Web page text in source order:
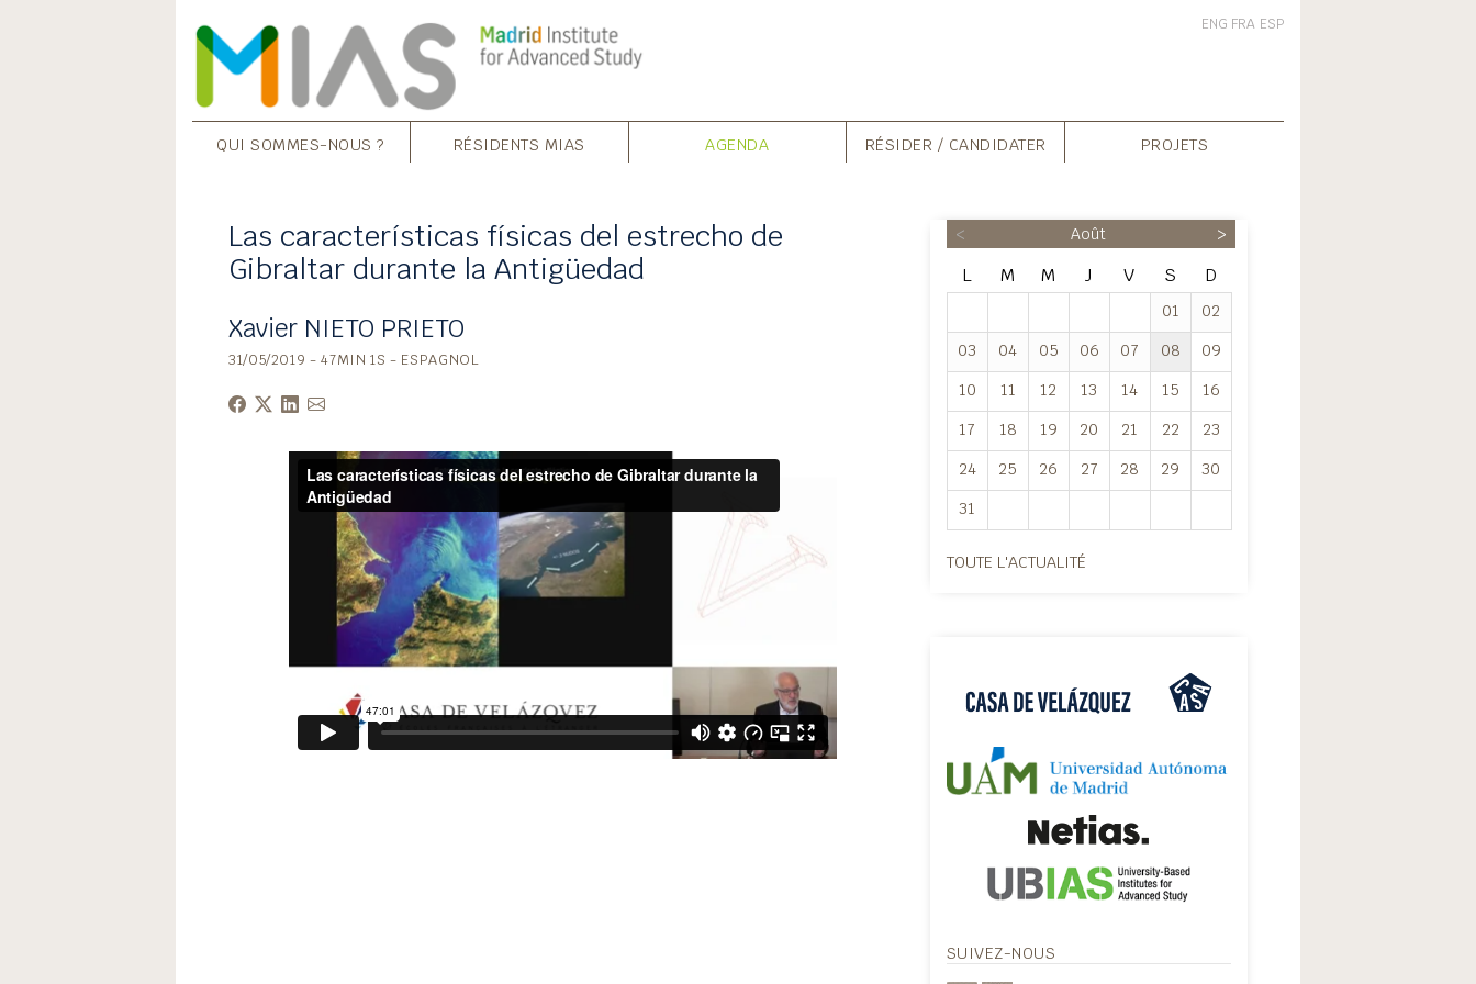
ENG FRA ESP
QUI SOMMES-NOUS ? RÉSIDENTS MIAS AGENDA RÉSIDER / CANDIDATER PROJETS
Las características físicas del estrecho de
Gibraltar durante la Antigüedad
Xavier NIETO PRIETO
31/05/2019 - 47MIN 1S - ESPAGNOL
< Août >
L M M J V S D
01
02
03
04 05 06 07 08
09
10
11 12 13 14 15
16
17
18 19 20 21 22
23
24
25 26 27 28 29
30
31
TOUTE L'ACTUALITÉ
SUIVEZ-NOUS